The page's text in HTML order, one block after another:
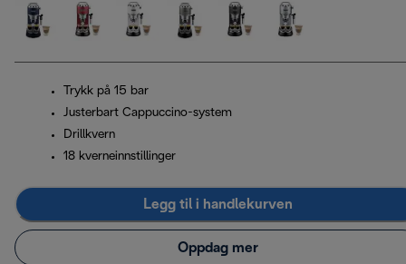
Trykk på 15 bar
Justerbart Cappuccino-system
Drillkvern
18 kverneinnstillinger
Legg til i handlekurven
Oppdag mer